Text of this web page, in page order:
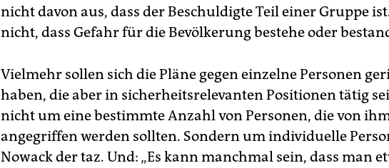
nicht davon aus, dass der Beschuldigte Teil einer Gruppe
nicht, dass Gefahr für die Bevölkerung bestehe oder
Vielmehr sollen sich die Pläne gegen einzelne Personen
haben, die aber in sicherheitsrelevanten Positionen tätig
nicht um eine bestimmte Anzahl von Personen, die von
angegriffen werden sollten. Sondern um individuelle
Nowack der taz. Und: „Es kann manchmal sein, dass man